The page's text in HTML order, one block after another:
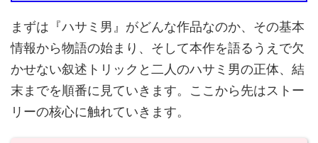
まずは『ハサミ男』がどんな作品なのか、その基本
情報から物語の始まり、そして本作を語るうえで欠
かせない叙述トリックと二人のハサミ男の正体、結
末までを順番に見ていきます。ここから先はストー
リーの核心に触れていきます。